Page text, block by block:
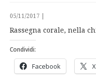
05/11/2017
Rassegna corale, nella
Condividi:
Facebook X